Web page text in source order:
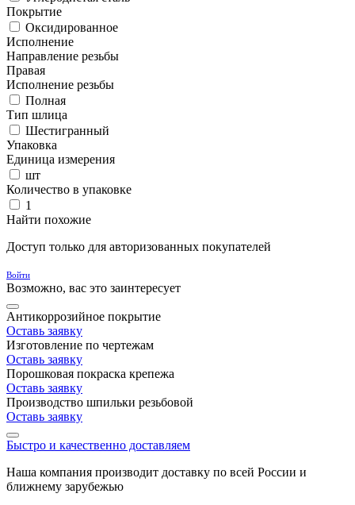
Покрытие
Оксидированное
Исполнение
Направление резьбы
Правая
Исполнение резьбы
Полная
Тип шлица
Шестигранный
Упаковка
Единица измерения
шт
Количество в упаковке
1
Найти похожие
Доступ только для авторизованных покупателей
Войти
Возможно, вас это заинтересует
Антикоррозийное покрытие
Оставь заявку
Изготовление по чертежам
Оставь заявку
Порошковая покраска крепежа
Оставь заявку
Производство шпильки резьбовой
Оставь заявку
Быстро и качественно доставляем
Наша компания производит доставку по всей России и
ближнему зарубежью